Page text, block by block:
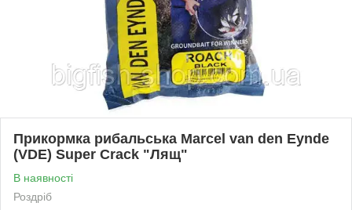
Прикормка рибальська Marcel van den Eynde
(VDE) Super Crack "Лящ"
В наявності
Роздріб